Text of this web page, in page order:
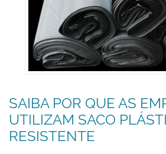
SAIBA POR QUE AS
UTILIZAM SACO
RESISTENTE